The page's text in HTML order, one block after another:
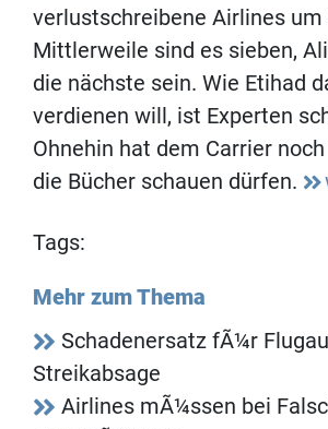
verlustschreibene Airlines um
Mittlerweile sind es sieben,
die nächste sein. Wie Etihad
verdienen will, ist Experten
Ohnehin hat dem Carrier
die Bücher schauen dürfen.
Tags:
Mehr zum Thema
Schadenersatz fÃ¼r
Streikabsage
Airlines mÃ¼ssen bei